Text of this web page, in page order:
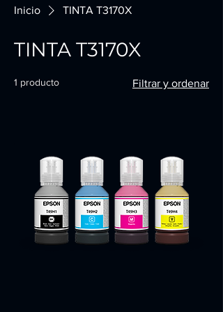
Inicio TINTA T3170X
TINTA T3170X
1 producto Filtrar y ordenar